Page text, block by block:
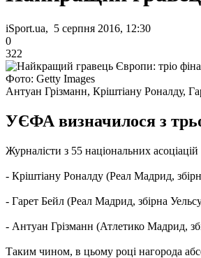
iSport.ua, 5 серпня 2016, 12:30
0
322
Фото: Getty Images
Антуан Грізманн, Кріштіану Роналду,
УЄФА визначилося з
Журналісти з 55 національних
- Кріштіану Роналду (Реал Мадрид,
- Гарет Бейл (Реал Мадрид, збірна
- Антуан Грізманн (Атлетико Мадрид,
Таким чином, в цьому році нагорода